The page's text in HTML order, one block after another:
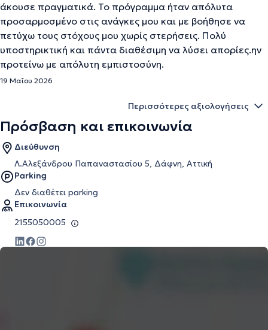
άκουσε πραγματικά. Το πρόγραμμα ήταν απόλυτα
προσαρμοσμένο στις ανάγκες μου και με βοήθησε να
πετύχω τους στόχους μου χωρίς στερήσεις. Πολύ
υποστηρικτική και πάντα διαθέσιμη να λύσει απορίες.ην
προτείνω με απόλυτη εμπιστοσύνη.
19 Μαΐου 2026
Περισσότερες αξιολογήσεις
Πρόσβαση και επικοινωνία
Διεύθυνση
Λ.Αλεξάνδρου Παπαναστασίου 5, Δάφνη, Αττική
Parking
Δεν διαθέτει parking
Επικοινωνία
2155050005